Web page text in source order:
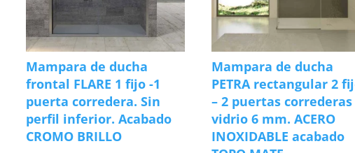
Mampara de ducha
frontal FLARE 1 fijo -1
puerta corredera. Sin
perfil inferior. Acabado
CROMO BRILLO
Mampara de ducha
PETRA rectangular 2
– 2 puertas correderas
vidrio 6 mm. ACERO
INOXIDABLE acabado